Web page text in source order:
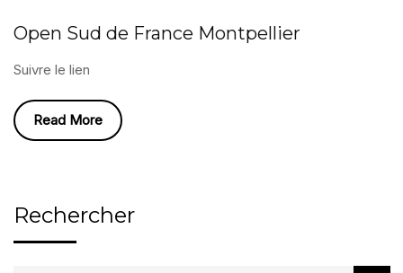
Open Sud de France Montpellier
Suivre le lien
Read More
Rechercher